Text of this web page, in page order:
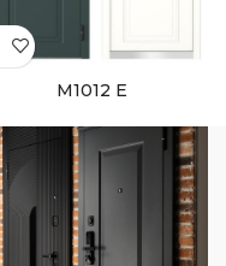
M1012 E